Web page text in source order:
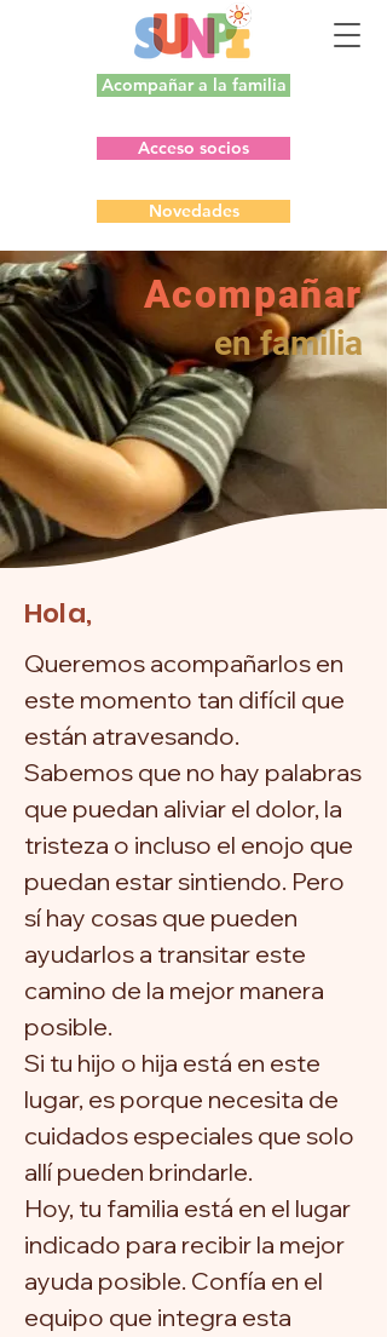
Acompañar a la familia
Acceso socios
Novedades
Acompañar
en familia
Hola,
Queremos acompañarlos en
este momento tan difícil que
están atravesando.
Sabemos que no hay palabras
que puedan aliviar el dolor, la
tristeza o incluso el enojo que
puedan estar sintiendo. Pero
sí hay cosas que pueden
ayudarlos a transitar este
camino de la mejor manera
posible.
Si tu hijo o hija está en este
lugar, es porque necesita de
cuidados especiales que solo
allí pueden brindarle.
Hoy, tu familia está en el lugar
indicado para recibir la mejor
ayuda posible. Confía en el
equipo que integra esta